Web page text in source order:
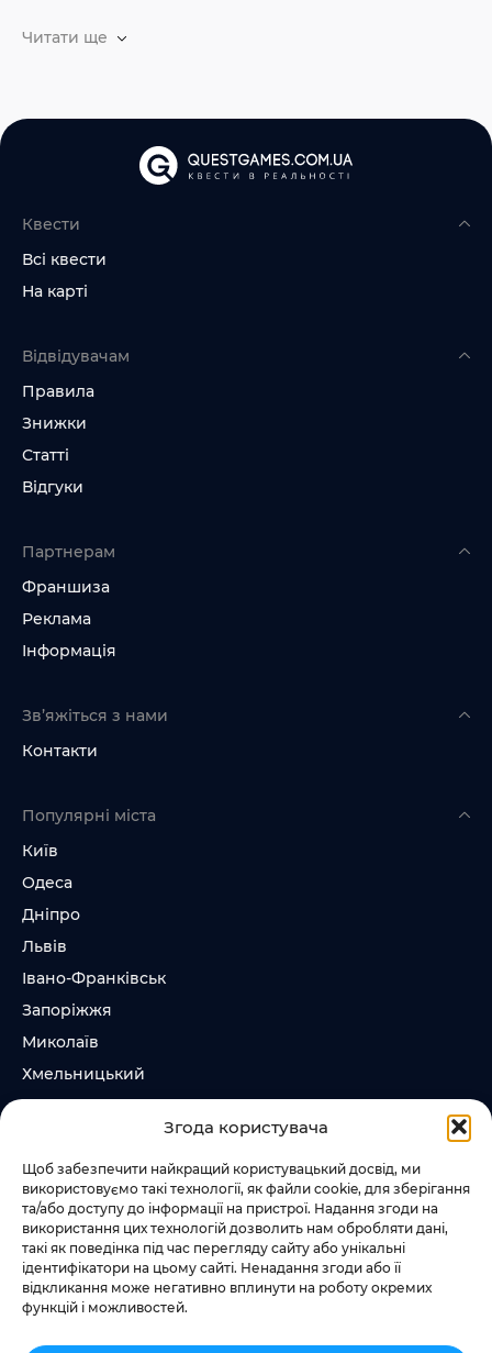
Згода користувача
Щоб забезпечити найкращий користувацький досвід, ми
використовуємо такі технології, як файли cookie, для зберігання
та/або доступу до інформації на пристрої. Надання згоди на
використання цих технологій дозволить нам обробляти дані,
такі як поведінка під час перегляду сайту або унікальні
ідентифікатори на цьому сайті. Ненадання згоди або її
відкликання може негативно вплинути на роботу окремих
функцій і можливостей.
Читати ще
Квести
Всі квести
На карті
Відвідувачам
Правила
Знижки
Статті
Відгуки
Партнерам
Франшиза
Реклама
Інформація
Зв’яжіться з нами
Контакти
Популярні міста
Київ
Одеса
Дніпро
Львів
Івано-Франківськ
Запоріжжя
Миколаїв
Хмельницький
Суми
Слідкувати за нами
+38 073 185 81 11
+38 067 457 86 44